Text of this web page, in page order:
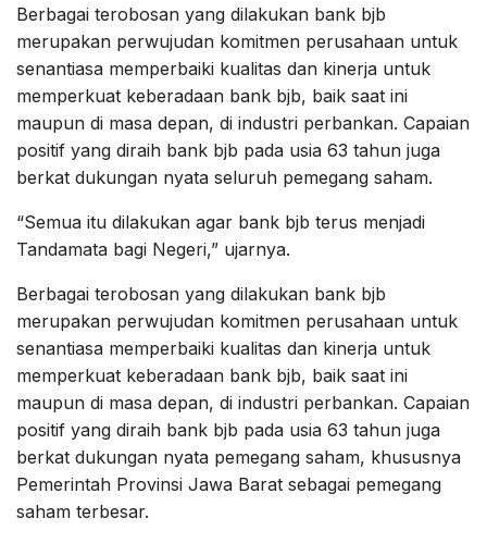
Berbagai terobosan yang dilakukan bank bjb
merupakan perwujudan komitmen perusahaan untuk
senantiasa memperbaiki kualitas dan kinerja untuk
memperkuat keberadaan bank bjb, baik saat ini
maupun di masa depan, di industri perbankan. Capaian
positif yang diraih bank bjb pada usia 63 tahun juga
berkat dukungan nyata seluruh pemegang saham.
“Semua itu dilakukan agar bank bjb terus menjadi
Tandamata bagi Negeri,” ujarnya.
Berbagai terobosan yang dilakukan bank bjb
merupakan perwujudan komitmen perusahaan untuk
senantiasa memperbaiki kualitas dan kinerja untuk
memperkuat keberadaan bank bjb, baik saat ini
maupun di masa depan, di industri perbankan. Capaian
positif yang diraih bank bjb pada usia 63 tahun juga
berkat dukungan nyata pemegang saham, khususnya
Pemerintah Provinsi Jawa Barat sebagai pemegang
saham terbesar.